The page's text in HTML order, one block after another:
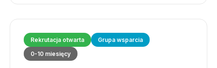
Rekrutacja otwarta
Grupa wsparcia
0-10 miesięcy